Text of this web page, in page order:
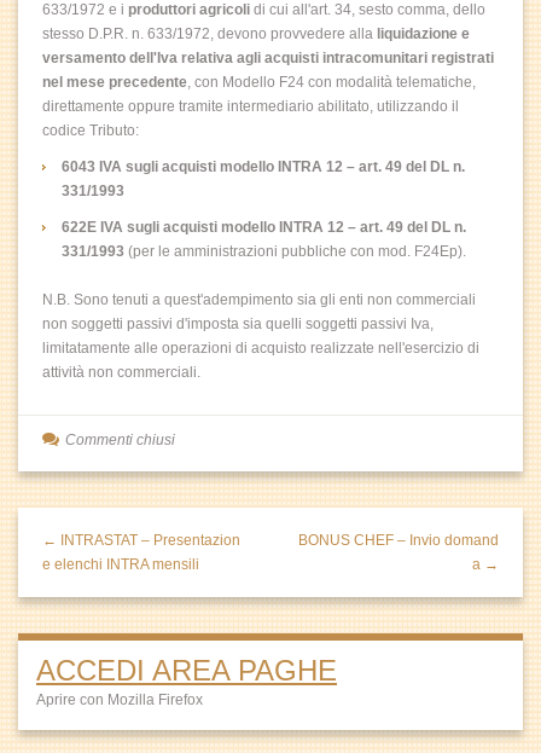
633/1972 e i produttori agricoli di cui all'art. 34, sesto comma, dello
stesso D.P.R. n. 633/1972, devono provvedere alla liquidazione e
versamento dell'Iva relativa agli acquisti intracomunitari registrati
nel mese precedente, con Modello F24 con modalità telematiche,
direttamente oppure tramite intermediario abilitato, utilizzando il
codice Tributo:
6043 IVA sugli acquisti modello INTRA 12 – art. 49 del DL n.
331/1993
622E IVA sugli acquisti modello INTRA 12 – art. 49 del DL n.
331/1993 (per le amministrazioni pubbliche con mod. F24Ep).
N.B. Sono tenuti a quest'adempimento sia gli enti non commerciali
non soggetti passivi d'imposta sia quelli soggetti passivi Iva,
limitatamente alle operazioni di acquisto realizzate nell'esercizio di
attività non commerciali.
Commenti chiusi
← INTRASTAT – Presentazion
e elenchi INTRA mensili
BONUS CHEF – Invio domand
a →
ACCEDI AREA PAGHE
Aprire con Mozilla Firefox